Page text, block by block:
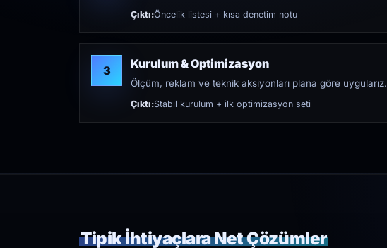
Çıktı:Öncelik listesi + kısa denetim notu
3 Kurulum & Optimizasyon
Ölçüm, reklam ve teknik aksiyonları plana göre uygularız.
Çıktı:Stabil kurulum + ilk optimizasyon seti
Tipik İhtiyaçlara Net Çözümler